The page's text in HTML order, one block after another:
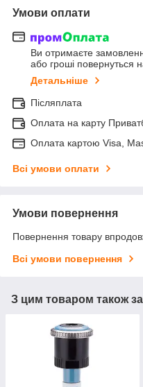
Умови оплати
Ви отримаєте
або гроші повернуться
Детальніше
Післяплата
Оплата на карту
Оплата картою Visa,
Всі умови оплати
Умови повернення
Повернення товару
Всі умови повернення
З цим товаром також